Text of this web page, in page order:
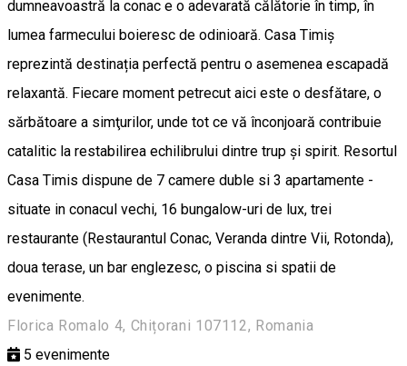
dumneavoastră la conac e o adevarată călătorie în timp, în
lumea farmecului boieresc de odinioară. Casa Timiș
reprezintă destinația perfectă pentru o asemenea escapadă
relaxantă. Fiecare moment petrecut aici este o desfătare, o
sărbătoare a simţurilor, unde tot ce vă înconjoară contribuie
catalitic la restabilirea echilibrului dintre trup și spirit. Resortul
Casa Timis dispune de 7 camere duble si 3 apartamente -
situate in conacul vechi, 16 bungalow-uri de lux, trei
restaurante (Restaurantul Conac, Veranda dintre Vii, Rotonda),
doua terase, un bar englezesc, o piscina si spatii de
evenimente.
Florica Romalo 4, Chițorani 107112, Romania
5 evenimente